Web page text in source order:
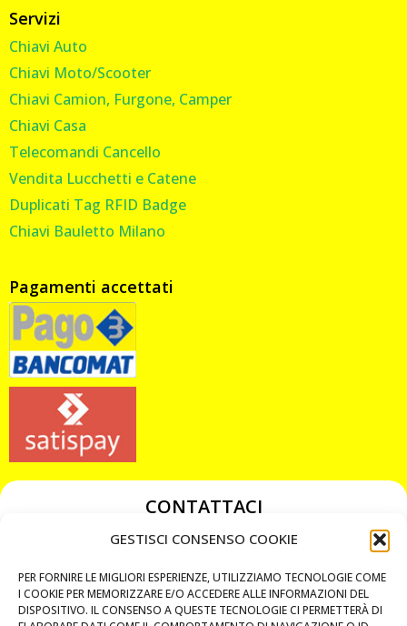
GESTISCI CONSENSO COOKIE
PER FORNIRE LE MIGLIORI ESPERIENZE, UTILIZZIAMO TECNOLOGIE COME
I COOKIE PER MEMORIZZARE E/O ACCEDERE ALLE INFORMAZIONI DEL
DISPOSITIVO. IL CONSENSO A QUESTE TECNOLOGIE CI PERMETTERÀ DI
Servizi
Chiavi Auto
Chiavi Moto/Scooter
Chiavi Camion, Furgone, Camper
Chiavi Casa
Telecomandi Cancello
Vendita Lucchetti e Catene
Duplicati Tag RFID Badge
Chiavi Bauletto Milano
Pagamenti accettati
CONTATTACI
349 3863811
chiavicodificate@gmail.com